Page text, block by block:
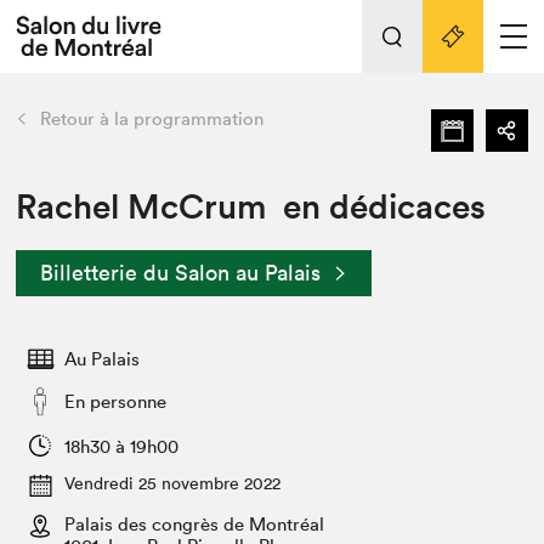
Espace médias
Espace exposant⋅e⋅s
Tout sur l'édition 2022
Actualités
Vidéos et Balados
Club de lecture Braindate
retour Nos activités
Édition 2022
Nous connaître
Projets partenaires 2022
Archives
Liens pratiques
Retour à la programmation
Rachel McCrum en dédicaces
Billetterie du Salon au Palais
Au Palais
En personne
18h30 à 19h00
Vendredi 25 novembre 2022
Palais des congrès de Montréal